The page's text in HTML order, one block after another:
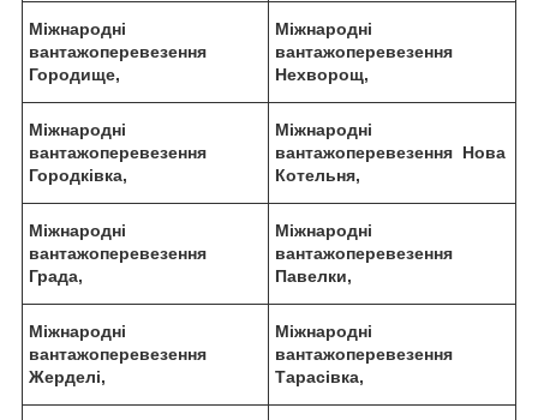
Міжнародні
вантажоперевезення
Городище,
Міжнародні
вантажоперевезення
Нехворощ,
Міжнародні
вантажоперевезення
Городківка,
Міжнародні
вантажоперевезення Нова
Котельня,
Міжнародні
вантажоперевезення
Града,
Міжнародні
вантажоперевезення
Павелки,
Міжнародні
вантажоперевезення
Жерделі,
Міжнародні
вантажоперевезення
Тарасівка,